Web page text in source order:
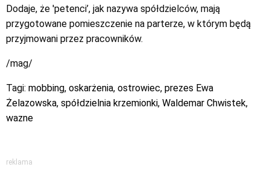
Dodaje, że 'petenci’, jak nazywa spółdzielców, mają
przygotowane pomieszczenie na parterze, w którym będą
przyjmowani przez pracowników.
/mag/
Tagi: mobbing, oskarżenia, ostrowiec, prezes Ewa
Żelazowska, spółdzielnia krzemionki, Waldemar Chwistek,
wazne
reklama